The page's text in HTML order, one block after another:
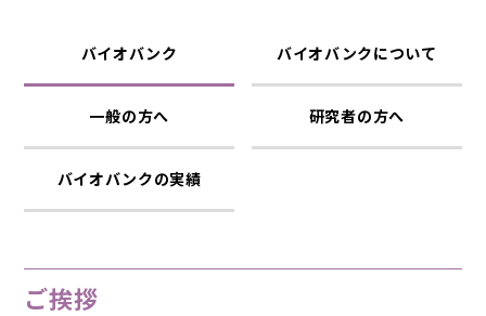
バイオバンク バイオバンクについて
一般の方へ 研究者の方へ
バイオバンクの実績
ご挨拶